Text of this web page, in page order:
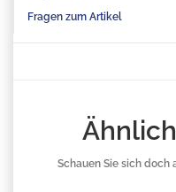
Fragen zum Artikel
Schauen Sie sich doch